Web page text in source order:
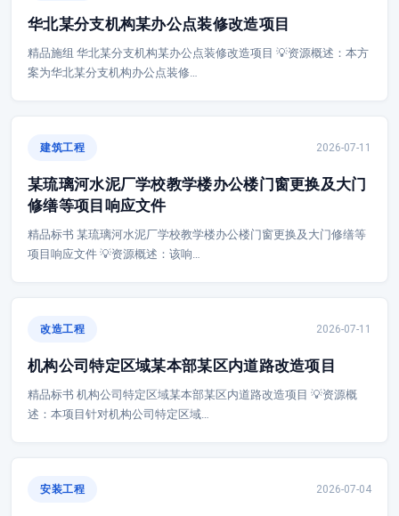
华北某分支机构某办公点装修改造项目
精品施组 华北某分支机构某办公点装修改造项目 💡资源概述：本方
案为华北某分支机构办公点装修…
建筑工程 2026-07-11
某琉璃河水泥厂学校教学楼办公楼门窗更换及大门
修缮等项目响应文件
精品标书 某琉璃河水泥厂学校教学楼办公楼门窗更换及大门修缮等
项目响应文件 💡资源概述：该响…
改造工程 2026-07-11
机构公司特定区域某本部某区内道路改造项目
精品标书 机构公司特定区域某本部某区内道路改造项目 💡资源概
述：本项目针对机构公司特定区域…
安装工程 2026-07-04